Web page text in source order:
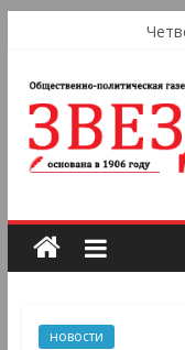
новости